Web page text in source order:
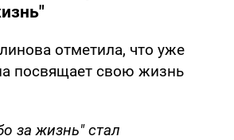
отметила, что уже
посвящает свою жизнь
за жизнь" стал